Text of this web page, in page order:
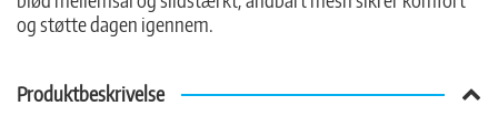
og støtte dagen igennem.
Produktbeskrivelse